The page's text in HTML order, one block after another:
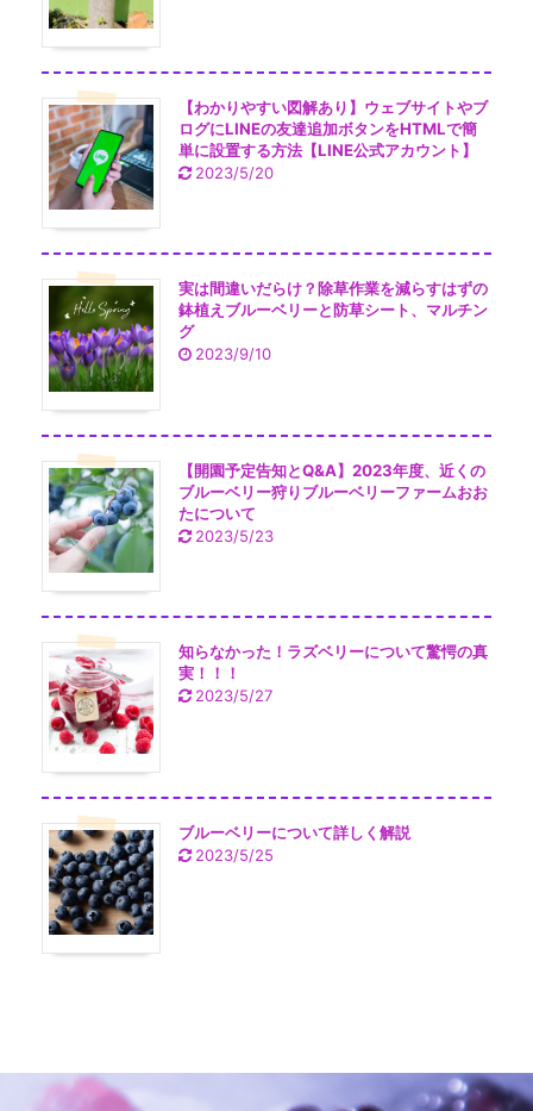
【わかりやすい図解あり】ウェブサイトやブ
ログにLINEの友達追加ボタンをHTMLで簡
単に設置する方法【LINE公式アカウント】
2023/5/20
実は間違いだらけ？除草作業を減らすはずの
鉢植えブルーベリーと防草シート、マルチン
グ
2023/9/10
【開園予定告知とQ&A】2023年度、近くの
ブルーベリー狩りブルーベリーファームおお
たについて
2023/5/23
知らなかった！ラズベリーについて驚愕の真
実！！！
2023/5/27
ブルーベリーについて詳しく解説
2023/5/25